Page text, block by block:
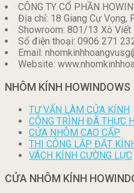
CÔNG TY CỔ PHẦN
Địa chỉ: 18 Giang Cự Vọng,
Showroom: 801/13 Xô Viết
Số điện thoại: 0906 271
Email:
Website:
NHÔM KÍNH HOWINDOWS
TƯ VẤN LÀM CỬA KÍNH
CÔNG TRÌNH ĐÃ THỰC
CỬA NHÔM CAO CẤP
THI CÔNG LẮP ĐẶT
VÁCH KÍNH CƯỜNG LỰC
CỬA NHÔM KÍNH